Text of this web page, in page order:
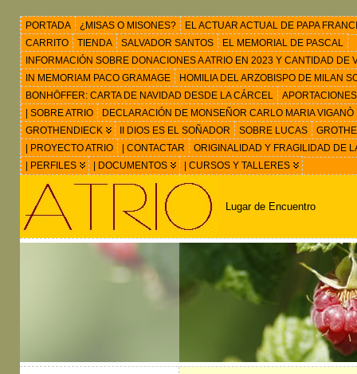
PORTADA ¿MISAS O MISONES?
EL ACTUAR ACTUAL DE PAPA
CARRITO
TIENDA SALVADOR SANTOS
EL MEMORIAL DE PASCAL
INFORMACIÓN SOBRE DONACIONES A ATRIO EN 2023 Y CANTIDAD
IN MEMORIAM PACO GRAMAGE
HOMILIA DEL ARZOBISPO DE MILAN
BONHÖFFER: CARTA DE NAVIDAD DESDE LA CÁRCEL
| SOBRE ATRIO
DECLARACIÓN DE MONSEÑOR CARLO MARIA VIGANÒ
GROTHENDIECK
II DIOS ES EL SOÑADOR SOBRE LUCAS
| PROYECTO ATRIO
| CONTACTAR
ORIGINALIDAD Y FRAGILIDAD DE
| PERFILES
| DOCUMENTOS | CURSOS Y TALLERES
Lugar de Encuentro